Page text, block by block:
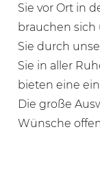
Sie vor Ort in
brauchen
Sie durch
Sie in aller
bieten eine
Die große
Wünsche